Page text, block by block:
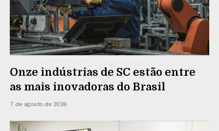
Onze indústrias de SC estão entre
as mais inovadoras do Brasil
7 de agosto de 2026